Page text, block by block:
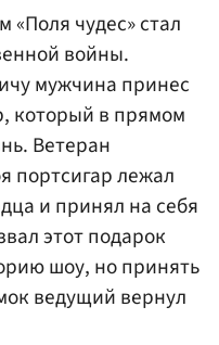
«Поля чудес» стал
войны.
мужчина принес
который в прямом
Ветеран
портсигар лежал
и принял на себя
этот подарок
шоу, но принять
ведущий вернул